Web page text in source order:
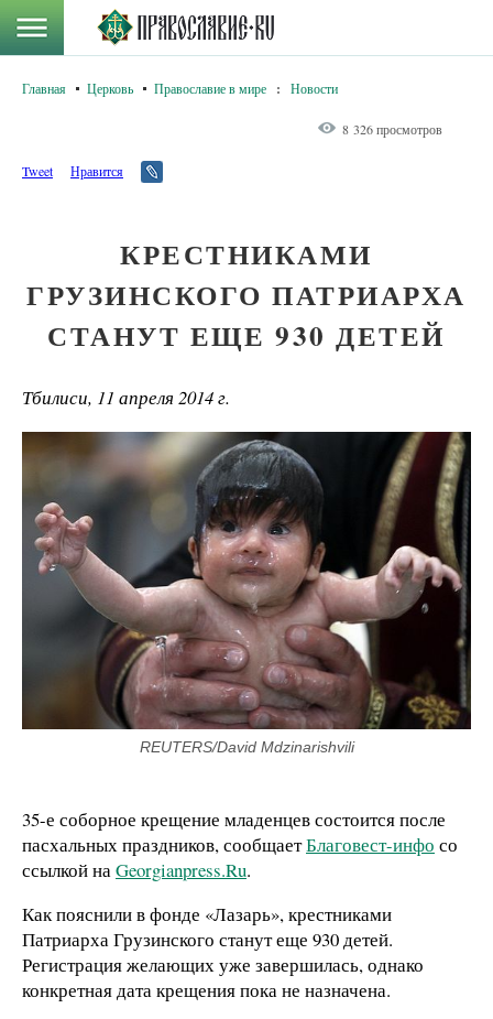
Главная Церковь Православие в мире : Новости
8 326 просмотров
Tweet Нравится
КРЕСТНИКАМИ
ГРУЗИНСКОГО ПАТРИАРХА
СТАНУТ ЕЩЕ 930 ДЕТЕЙ
Тбилиси, 11 апреля 2014 г.
REUTERS/David Mdzinarishvili
35-е соборное крещение младенцев состоится после
пасхальных праздников, сообщаетБлаговест-инфо со
ссылкой наGeorgianpress.Ru.
Как пояснили в фонде «Лазарь», крестниками
Патриарха Грузинского станут еще 930 детей.
Регистрация желающих уже завершилась, однако
конкретная дата крещения пока не назначена.